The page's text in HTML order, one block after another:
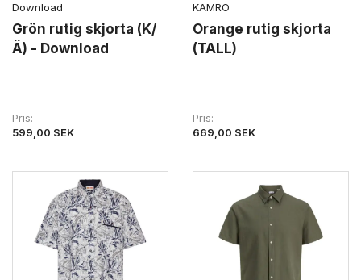
Download
Grön rutig skjorta (K/
Ä) - Download
Pris
599,00 SEK
KAMRO
Orange rutig skjorta
(TALL)
Pris
669,00 SEK